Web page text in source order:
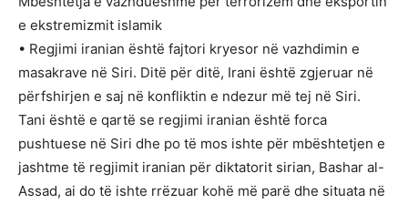
e ekstremizmit islamik
• Regjimi iranian është fajtori kryesor në vazhdimin e
masakrave në Siri. Ditë për ditë, Irani është zgjeruar në
përfshirjen e saj në konfliktin e ndezur më tej në Siri.
Tani është e qartë se regjimi iranian është forca
pushtuese në Siri dhe po të mos ishte për mbështetjen e
jashtme të regjimit iranian për diktatorit sirian, Bashar al-
Assad, ai do të ishte rrëzuar kohë më parë dhe situata në